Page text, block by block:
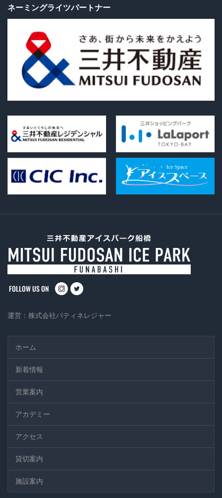
instagram
運営： 株式会社パティネレジャー
ホーム
新着情報
営業案内
アカデミー
アクセス
貸切案内
施設案内